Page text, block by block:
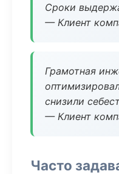
Сроки
— Клиент
Грамотная
снизили
— Клиент
Часто